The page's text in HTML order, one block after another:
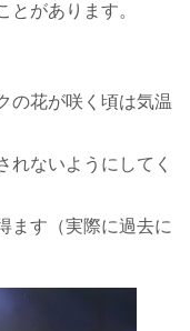
とがあります。
の花が咲く頃は気温
れないようにしてく
ます（実際に過去に